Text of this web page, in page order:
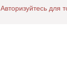
Авторизуйтесь для